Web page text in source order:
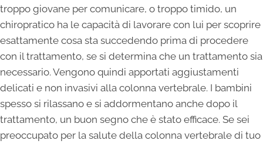
troppo giovane per comunicare, o troppo timido, un
chiropratico ha le capacità di lavorare con lui per scoprire
esattamente cosa sta succedendo prima di procedere
con il trattamento, se si determina che un trattamento sia
necessario. Vengono quindi apportati aggiustamenti
delicati e non invasivi alla colonna vertebrale. I bambini
spesso si rilassano e si addormentano anche dopo il
trattamento, un buon segno che è stato efficace. Se sei
preoccupato per la salute della colonna vertebrale di tuo